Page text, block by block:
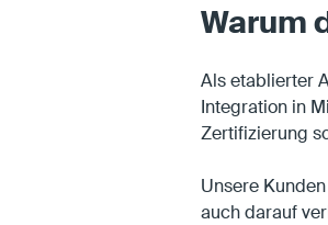
Warum
Als etablierter
Integration in
Zertifizierung
Unsere
auch darauf